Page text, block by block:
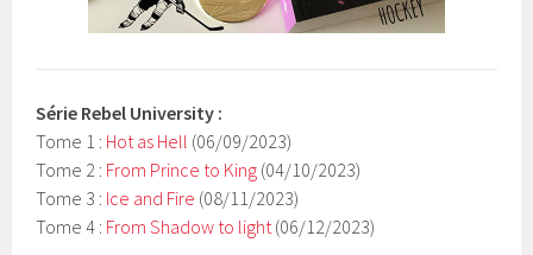
Série Rebel University :
Tome 1 : Hot as Hell (06/09/2023)
Tome 2 : From Prince to King (04/10/2023)
Tome 3 : Ice and Fire (08/11/2023)
Tome 4 : From Shadow to light (06/12/2023)